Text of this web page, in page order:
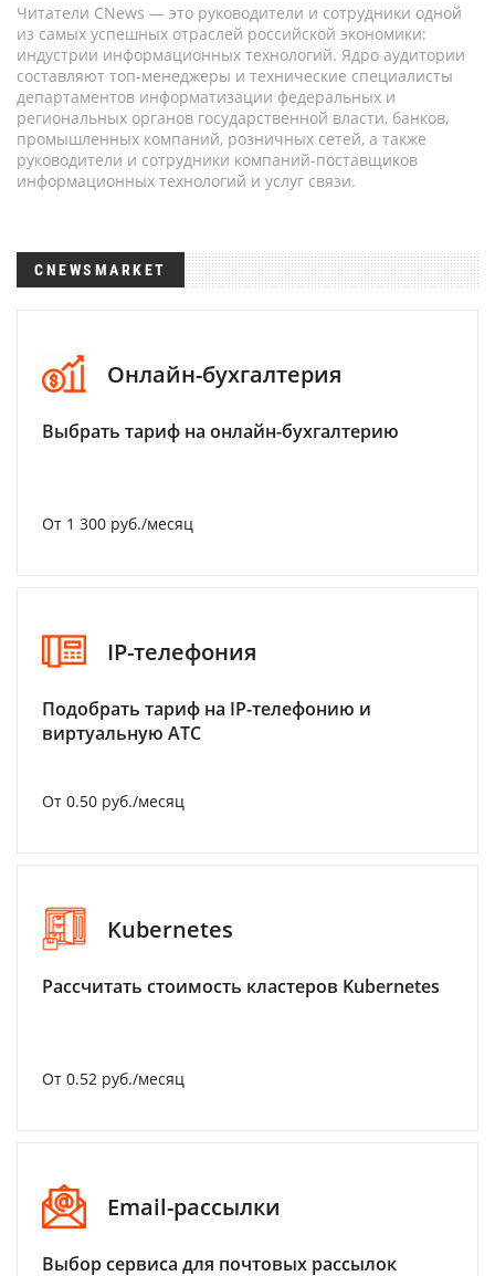
Читатели CNews — это руководители и сотрудники одной
из самых успешных отраслей российской экономики:
индустрии информационных технологий. Ядро аудитории
составляют топ-менеджеры и технические специалисты
департаментов информатизации федеральных и
региональных органов государственной власти, банков,
промышленных компаний, розничных сетей, а также
руководители и сотрудники компаний-поставщиков
информационных технологий и услуг связи.
CNEWSMARKET
Онлайн-бухгалтерия
Выбрать тариф на онлайн-бухгалтерию
От 1 300 руб./месяц
IP-телефония
Подобрать тариф на IP-телефонию и
виртуальную АТС
От 0.50 руб./месяц
Kubernetes
Рассчитать стоимость кластеров Kubernetes
От 0.52 руб./месяц
Email-рассылки
Выбор сервиса для почтовых рассылок